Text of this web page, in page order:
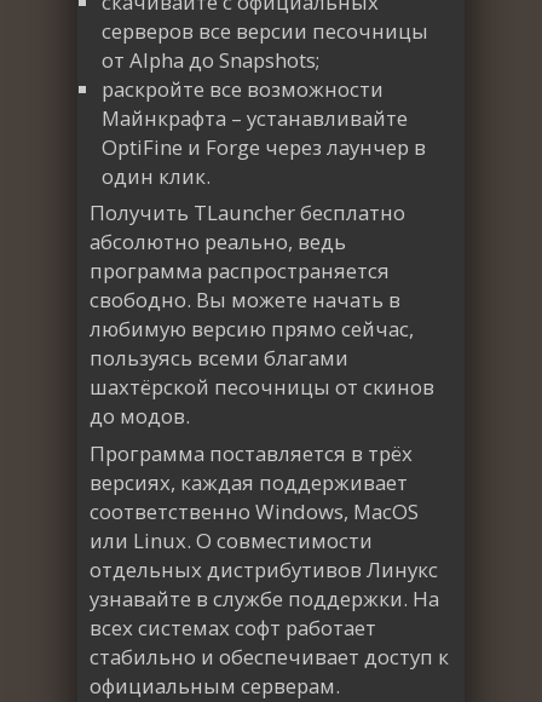
серверов все версии песочницы
от Alpha до Snapshots;
раскройте все возможности
Майнкрафта – устанавливайте
OptiFine и Forge через лаунчер в
один клик.
Получить TLauncher бесплатно
абсолютно реально, ведь
программа распространяется
свободно. Вы можете начать в
любимую версию прямо сейчас,
пользуясь всеми благами
шахтёрской песочницы от скинов
до модов.
Программа поставляется в трёх
версиях, каждая поддерживает
соответственно Windows, MacOS
или Linux. О совместимости
отдельных дистрибутивов Линукс
узнавайте в службе поддержки. На
всех системах софт работает
стабильно и обеспечивает доступ к
официальным серверам.